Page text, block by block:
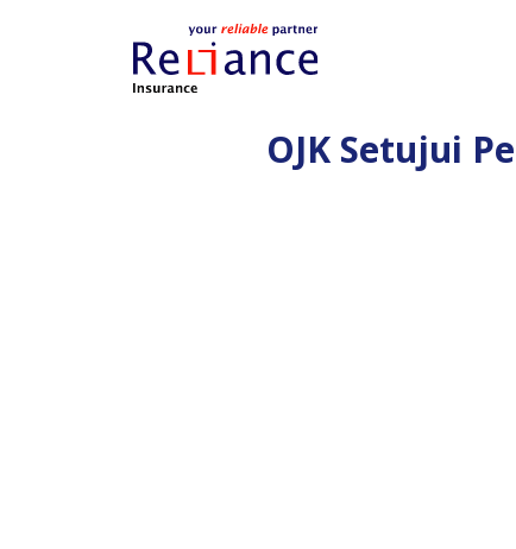
OJK Setujui